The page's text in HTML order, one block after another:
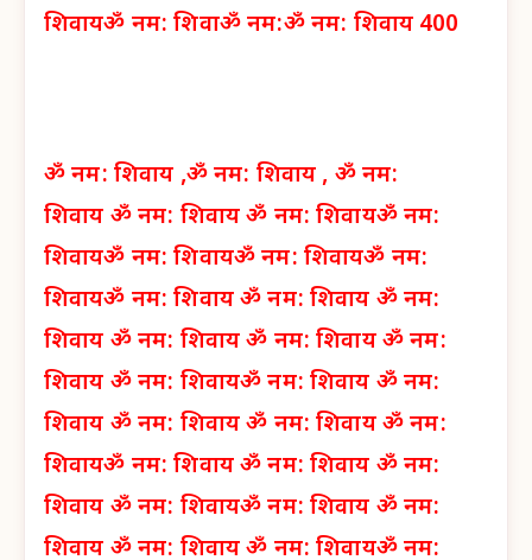
शिवायॐ नम: शिवाॐ नम:ॐ नम: शिवाय 400
ॐ नम: शिवाय ,ॐ नम: शिवाय , ॐ नम:
शिवाय ॐ नम: शिवाय ॐ नम: शिवायॐ नम:
शिवायॐ नम: शिवायॐ नम: शिवायॐ नम:
शिवायॐ नम: शिवायॐ नम: शिवाय ॐ नम:
शिवाय ॐ नम: शिवाय ॐ नम: शिवायॐ नम:
शिवाय ॐ नम: शिवायॐ नम: शिवाय ॐ नम:
शिवाय ॐ नम: शिवाय ॐ नम: शिवायॐ नम:
शिवायॐ नम: शिवायॐ नम: शिवाय ॐ नम:
शिवाय ॐ नम: शिवायॐ नम: शिवाय ॐ नम:
शिवाय ॐ नम: शिवाय ॐ नम: शिवायॐ नम: